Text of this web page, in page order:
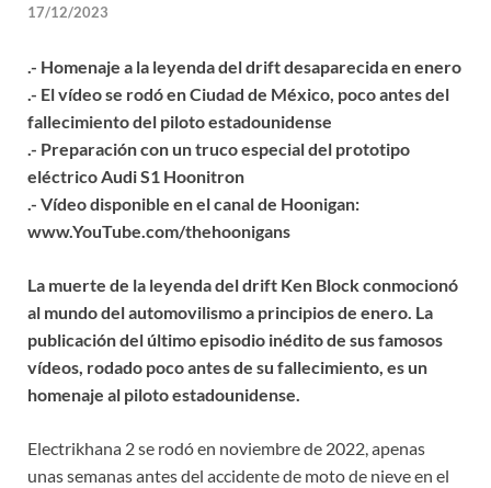
17/12/2023
.- Homenaje a la leyenda del drift desaparecida en enero
.- El vídeo se rodó en Ciudad de México, poco antes del
fallecimiento del piloto estadounidense
.- Preparación con un truco especial del prototipo
eléctrico Audi S1 Hoonitron
.- Vídeo disponible en el canal de Hoonigan:
www.YouTube.com/thehoonigans
La muerte de la leyenda del drift Ken Block conmocionó
al mundo del automovilismo a principios de enero. La
publicación del último episodio inédito de sus famosos
vídeos, rodado poco antes de su fallecimiento, es un
homenaje al piloto estadounidense.
Electrikhana 2 se rodó en noviembre de 2022, apenas
unas semanas antes del accidente de moto de nieve en el